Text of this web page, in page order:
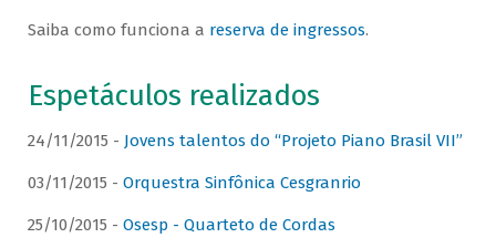
Saiba como funciona a reserva de ingressos.
Espetáculos realizados
24/11/2015 - Jovens talentos do “Projeto Piano Brasil VII”
03/11/2015 - Orquestra Sinfônica Cesgranrio
25/10/2015 - Osesp - Quarteto de Cordas